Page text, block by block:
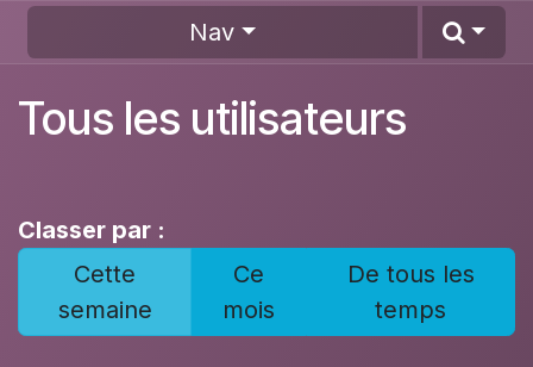
Se rendre au contenu
Nav
Tous les utilisateurs
Classer par :
Cette
semaine
Ce
mois
De tous les
temps